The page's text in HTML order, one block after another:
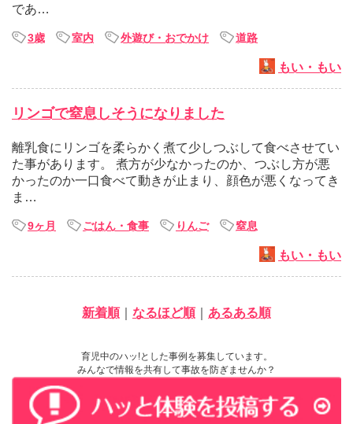
であ…
3歳 室内 外遊び・おでかけ 道路
もい・もい
リンゴで窒息しそうになりました
離乳食にリンゴを柔らかく煮て少しつぶして食べさせてい
た事があります。 煮方が少なかったのか、つぶし方が悪
かったのか一口食べて動きが止まり、顔色が悪くなってき
ま…
9ヶ月 ごはん・食事 りんご 窒息
もい・もい
新着順｜ なるほど順｜ あるある順
育児中のハッ!とした事例を募集しています。
みんなで情報を共有して事故を防ぎませんか？